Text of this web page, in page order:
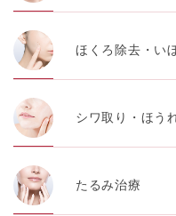
ほくろ除去・い
シワ取り・ほう
たるみ治療